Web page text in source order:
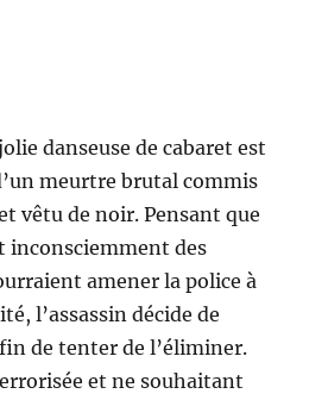
danseuse de cabaret est
meurtre brutal commis
vêtu de noir. Pensant que
inconsciemment des
amener la police à
l’assassin décide de
de tenter de l’éliminer.
et ne souhaitant